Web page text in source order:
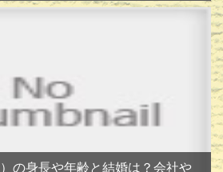
の身長や年齢と結婚は？会社や